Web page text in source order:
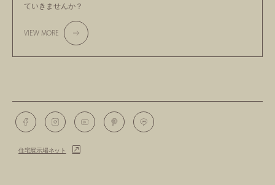
ていきませんか？
VIEW MORE
住宅展示場ネット